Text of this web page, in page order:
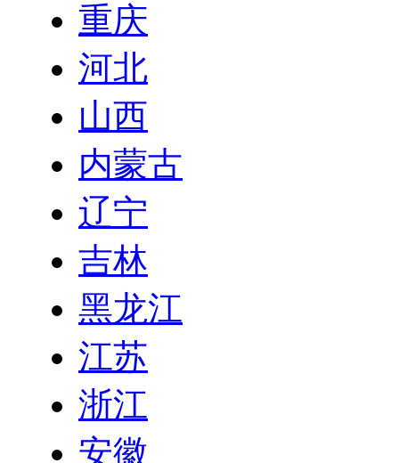
重庆
河北
山西
内蒙古
辽宁
吉林
黑龙江
江苏
浙江
安徽